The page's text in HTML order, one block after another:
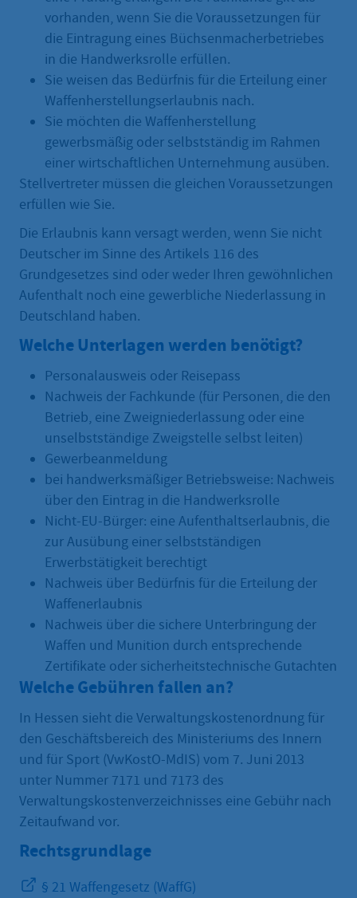
vorhanden, wenn Sie die Voraussetzungen für
die Eintragung eines Büchsenmacherbetriebes
in die Handwerksrolle erfüllen.
Sie weisen das Bedürfnis für die Erteilung einer
Waffenherstellungserlaubnis nach.
Sie möchten die Waffenherstellung
gewerbsmäßig oder selbstständig im Rahmen
einer wirtschaftlichen Unternehmung ausüben.
Stellvertreter müssen die gleichen Voraussetzungen
erfüllen wie Sie.
Die Erlaubnis kann versagt werden, wenn Sie nicht
Deutscher im Sinne des Artikels 116 des
Grundgesetzes sind oder weder Ihren gewöhnlichen
Aufenthalt noch eine gewerbliche Niederlassung in
Deutschland haben.
Welche Unterlagen werden benötigt?
Personalausweis oder Reisepass
Nachweis der Fachkunde (für Personen, die den
Betrieb, eine Zweigniederlassung oder eine
unselbstständige Zweigstelle selbst leiten)
Gewerbeanmeldung
bei handwerksmäßiger Betriebsweise: Nachweis
über den Eintrag in die Handwerksrolle
Nicht-EU-Bürger: eine Aufenthaltserlaubnis, die
zur Ausübung einer selbstständigen
Erwerbstätigkeit berechtigt
Nachweis über Bedürfnis für die Erteilung der
Waffenerlaubnis
Nachweis über die sichere Unterbringung der
Waffen und Munition durch entsprechende
Zertifikate oder sicherheitstechnische Gutachten
Welche Gebühren fallen an?
In Hessen sieht die Verwaltungskostenordnung für
den Geschäftsbereich des Ministeriums des Innern
und für Sport (VwKostO-MdIS) vom 7. Juni 2013
unter Nummer 7171 und 7173 des
Verwaltungskostenverzeichnisses eine Gebühr nach
Zeitaufwand vor.
Rechtsgrundlage
§ 21 Waffengesetz (WaffG)